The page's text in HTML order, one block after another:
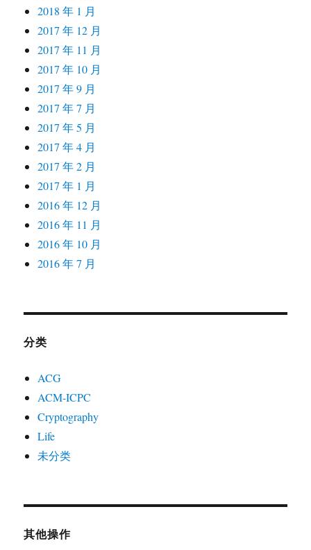
2018 年 1 月
2017 年 12 月
2017 年 11 月
2017 年 10 月
2017 年 9 月
2017 年 7 月
2017 年 5 月
2017 年 4 月
2017 年 2 月
2017 年 1 月
2016 年 12 月
2016 年 11 月
2016 年 10 月
2016 年 7 月
分类
ACG
ACM-ICPC
Cryptography
Life
未分类
其他操作